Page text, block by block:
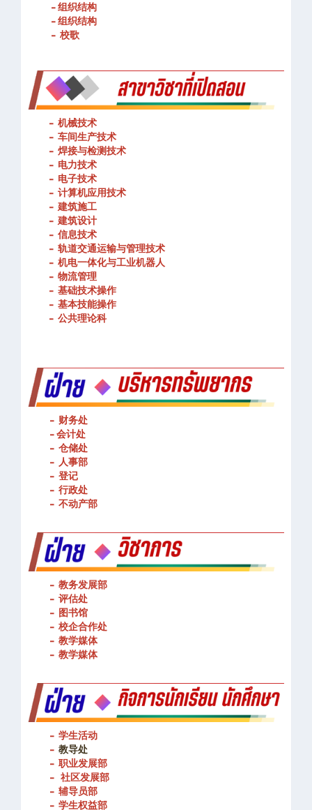
- 春武里技术学院的宗旨和理念
- 组织结构
- 组织结构
- 机械技术
- 车间生产技术
- 焊接与检测技术
- 电力技术
- 电子技术
-计算机应用技术
-建筑施工
- 建筑设计
- 信息技术
- 轨道交通运输与管理技术
- 机电一体化与工业机器人
- 物流管理
- 基础技术操作
- 基本技能操作
- 财务处
- 会计处
- 仓储处
- 人事部
- 登记
- 行政处
- 教务发展部
- 评估处
- 图书馆
- 校企合作处
- 教学媒体
- 学生活动
- 教导处
- 职业发展部
-社区发展部